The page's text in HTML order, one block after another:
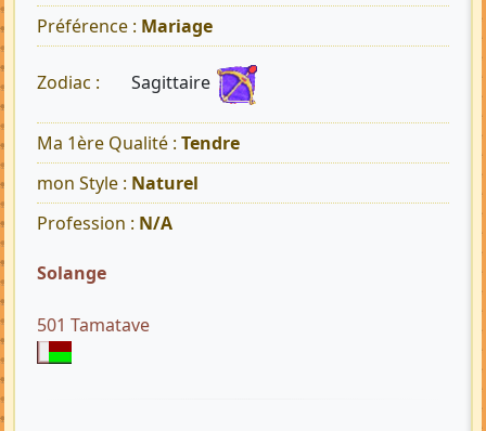
Préférence : Mariage
Zodiac : Sagittaire
Ma 1ère Qualité : Tendre
mon Style : Naturel
Profession : N/A
Solange
501 Tamatave